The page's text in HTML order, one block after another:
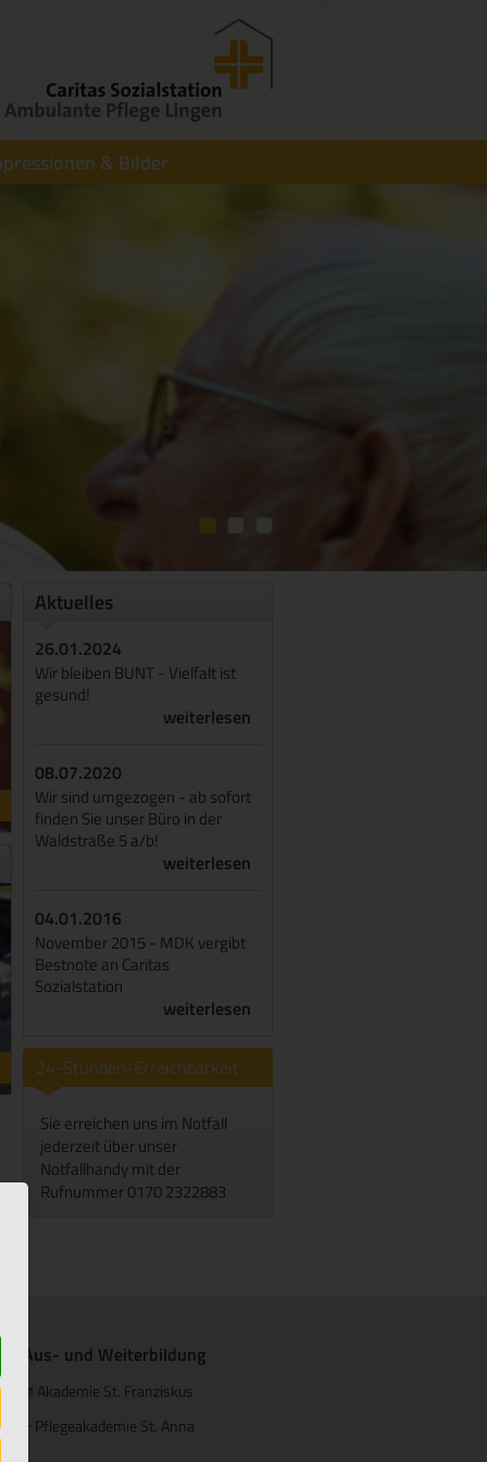
& Bilder
Aktuelles
26.01.2024
Wir bleiben BUNT - Vielfalt ist
gesund!
weiterlesen
08.07.2020
Wir sind umgezogen - ab sofort
finden Sie unser Büro in der
Waldstraße 5 a/b!
weiterlesen
04.01.2016
November 2015 - MDK vergibt
Bestnote an Caritas
Sozialstation
weiterlesen
24-Stunden-Erreichbarkeit
Sie erreichen uns im Notfall
jederzeit über unser
Notfallhandy mit der
Rufnummer 0170 2322883
Aus- und Weiterbildung
Akademie St. Franziskus
+ Pflegeakademie St. Anna